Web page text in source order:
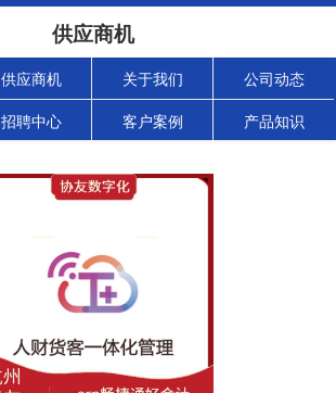
供应商机
供应商机 关于我们 公司动态
招聘中心 客户案例 产品知识